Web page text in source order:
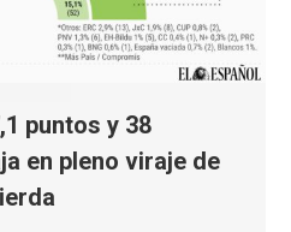
puntos y 38
en pleno viraje de